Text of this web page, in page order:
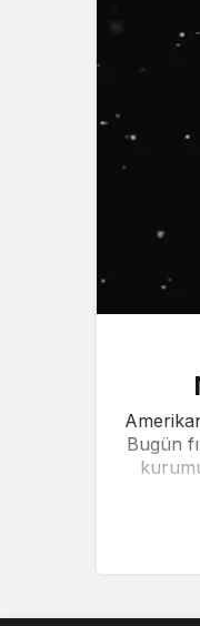
Bugün